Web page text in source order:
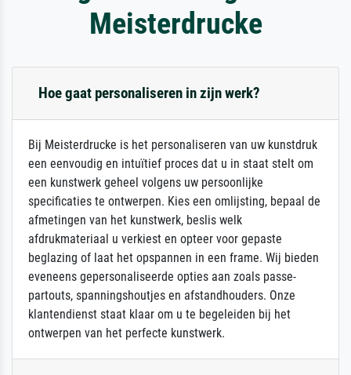
Meisterdrucke
Hoe gaat personaliseren in zijn werk?
Bij Meisterdrucke is het personaliseren van uw kunstdruk
een eenvoudig en intuïtief proces dat u in staat stelt om
een kunstwerk geheel volgens uw persoonlijke
specificaties te ontwerpen. Kies een omlijsting, bepaal de
afmetingen van het kunstwerk, beslis welk
afdrukmateriaal u verkiest en opteer voor gepaste
beglazing of laat het opspannen in een frame. Wij bieden
eveneens gepersonaliseerde opties aan zoals passe-
partouts, spanningshoutjes en afstandhouders. Onze
klantendienst staat klaar om u te begeleiden bij het
ontwerpen van het perfecte kunstwerk.